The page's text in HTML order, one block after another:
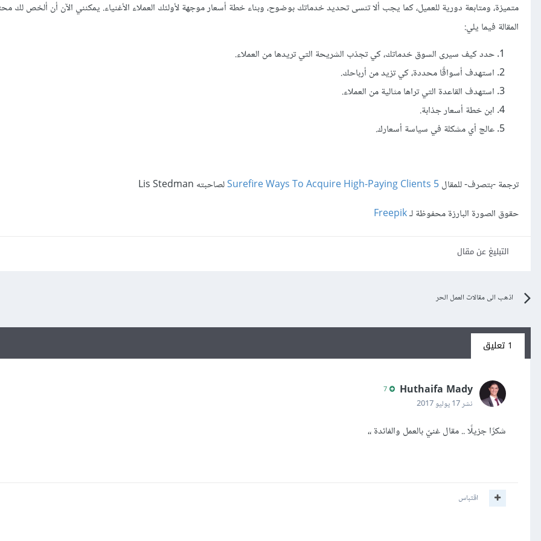
متميزة، ومتابعة دورية للعميل، كما يجب أﻻ تنسى تحديد خدماتك بوضوح، وبناء خطة أسعار موجهة ﻷولئك العملاء الأغنياء. يمكنني الآن أن ألخص لك
المقالة فيما يلي:
حدد كيف سيرى السوق خدماتك، كي تجذب الشريحة التي تريدها من العملاء.
استهدف أسواقًا محددة، كي تزيد من أرباحك.
استهدف القاعدة التي تراها مثالية من العملاء.
ابن خطة أسعار جذابة.
عالج أي مشكلة في سياسة أسعارك.
ترجمة -بتصرف- للمقال5 Surefire Ways To Acquire High-Paying Clients
لصاحبته Lis Stedman
حقوق الصورة البارزة محفوظة لـFreepik
التبليغ عن مقال
اذهب الى مقالات العمل الحر
1 تعليق
Huthaifa Mady
نشر17 يوليو 2017
شكرًا جزيلًا .. مقال غنيّ بالعمل والفائدة ،،
اقتباس